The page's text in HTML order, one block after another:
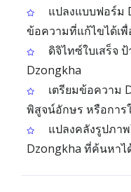
แปลงแบบฟอร์ม
ข้อความที่แก้ไขได้เ
ดิจิไทซ์ใบเสร็จ
Dzongkha
เตรียมข้อความ
พิสูจน์อักษร หรือการ
แปลงคลังรูปภา
Dzongkha ที่ค้นหา